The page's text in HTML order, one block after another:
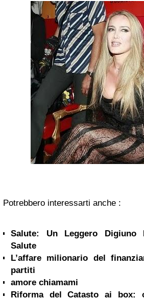
Potrebbero interessarti anche :
Salute: Un Leggero Digiuno
Salute
L’affare milionario del
partiti
amore chiamami
Riforma del Catasto ai box: